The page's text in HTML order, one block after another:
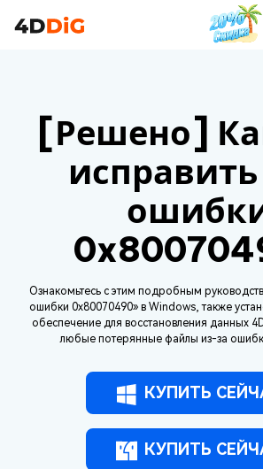
[Решено]
Ознакомьтесь с этим подробным
ошибки 0x80070490» в Windows, также
обеспечение для восстановления данных
любые потерянные файлы из-за
КУПИТЬ
КУПИТЬ